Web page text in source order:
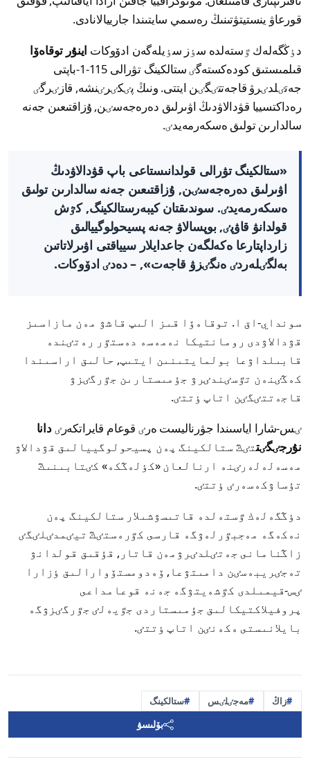
قورعاۋ ينستيتۋتىنىڭ رەسمي سايتىندا جارييالانادى.
دٶڭگەلەك ٷستەلدە سٶز سٶيلەگەن ادۆوكات اينۇر توقاەۆا
قىلمىستىق كودەكستەگٸ ستالكينگ تۋرالى 115-1-باپتى
جەتٸلدٸرۋ قاجەتتٸگٸن ايتتى. ونىڭ پٸكٸرٸنشە, قازٸرگٸ
رەداكتسييا قۋدالاۋدىڭ اۋىرلىق دەرەجەسٸن, ۇزاقتىعىن جەنە
سالدارىن تولىق ەسكەرمەيدٸ.
«ستالكينگ تۋرالى قولدانىستاعى باپ قۋدالاۋدىڭ
اۋىرلىق دەرەجەسٸن, ۇزاقتىعىن جەنە سالدارىن تولىق
ەسكەرمەيدٸ. سوندىقتان كيبەرستالكينگ, كٷش
قولدانۋ قاۋپٸ, بوپسالاۋ جەنە پسيحولوگييالىق
زارداپتارعا ەكەلگەن جاعدايلار سيياقتى اۋىرلاتاتىن
بەلگٸلەردٸ ەنگٸزۋ قاجەت», – دەدٸ ادۆوكات.
سونداي-اق ا. توقاەۆا قىز الىپ قاشۋ مەن مازاسىز
قۋدالاۋدى رومانتيكا نەمەسە دەستٷر رەتٸندە
قابىلداۋعا بولمايتىنىن ايتىپ, حالىق اراسىندا
كەڭٸنەن تٷسٸندٸرۋ جۇمىستارىن جٷرگٸزۋ
قاجەتتٸگٸن اتاپ ٶتتٸ.
ٸس-شارا اياسىندا جۋرناليست ەرٸ قوعام قايراتكەرٸدانا
نۇرجٸگٸتتٸڭ ستالكينگ پەن پسيحولوگييالىق قۋدالاۋ
مەسەلەلەرٸنە ارنالعان «كٶلەڭكە» كٸتابىنىڭ
تۇساۋكەسەرٸ ٶتتٸ.
دٶڭگەلەك ٷستەلدە قاتىسۋشىلار ستالكينگ پەن
نەكەگە مەجبٷرلەۋگە قارسى كٷرەستٸڭ تيٸمدٸلٸگٸ
زاڭنامانى جەتٸلدٸرۋمەن قاتار, قۇقىق قولدانۋ
تەجٸريبەسٸن دامىتۋعا, ۆەدومستۆوارالىق ٶزارا
ٸس-قيمىلدى كٷشەيتۋگە جەنە قوعامداعى
پروفيلاكتيكالىق جۇمىستاردى جٷيەلٸ جٷرگٸزۋگە
بايلانىستى ەكەنٸن اتاپ ٶتتٸ.
زاڭ مەجٸلٸس ستالكينگ
بۆلىسۋ